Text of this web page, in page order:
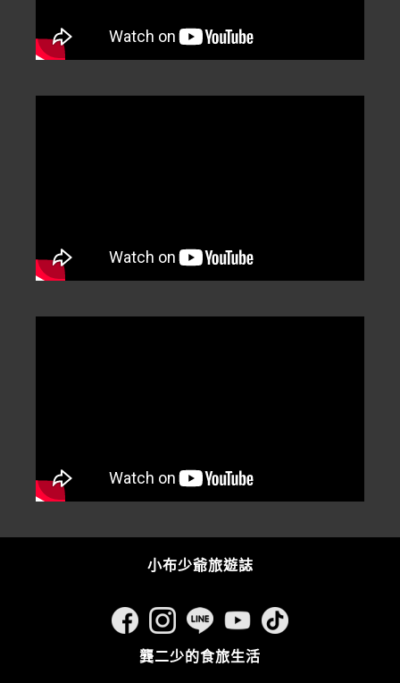
小布少爺旅遊誌
龔二少的食旅生活